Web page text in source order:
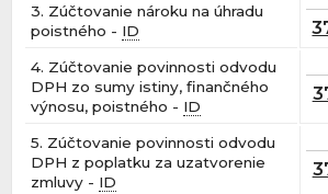
3. Zúčtovanie nároku na úhradu
poistného - ID
4. Zúčtovanie povinnosti odvodu
DPH zo sumy istiny, finančného
výnosu, poistného - ID
5. Zúčtovanie povinnosti odvodu
DPH z poplatku za uzatvorenie
zmluvy - ID